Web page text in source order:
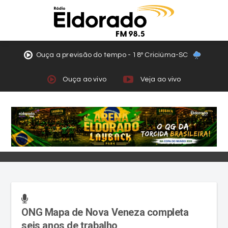
Ouça a previsão do tempo - 18º Criciúma-SC
Ouça ao vivo Veja ao vivo
seis anos de trabalho
Trabalho voluntário é voltado para castração,
situações de abandono, maus tratos e adoção